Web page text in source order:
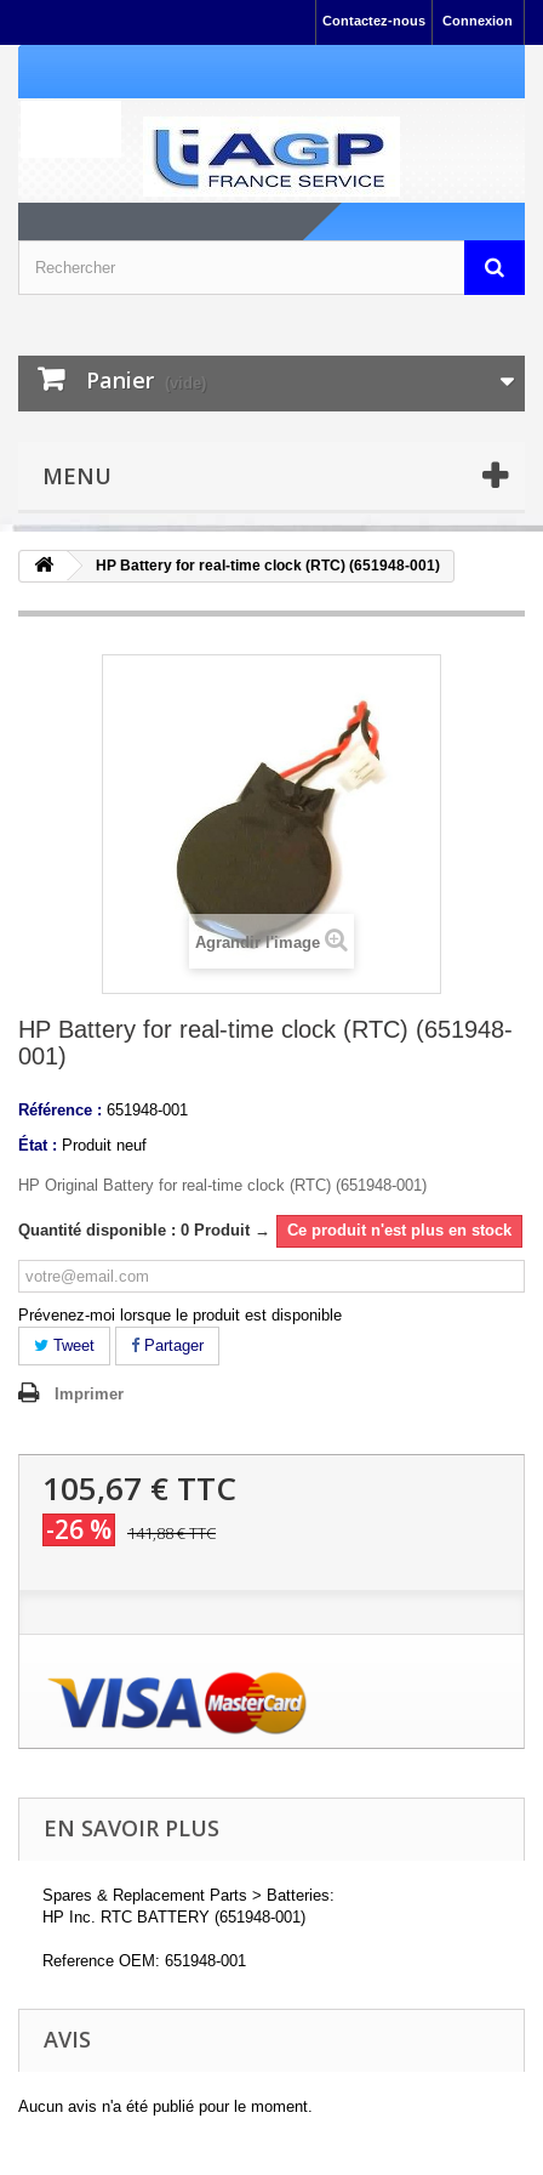
Connexion
Contactez-nous
Panier (vide)
MENU
HP Battery for real-time clock (RTC) (651948-001)
Agrandir l'image
HP Battery for real-time clock (RTC) (651948-
001)
Référence : 651948-001
État : Produit neuf
HP Original Battery for real-time clock (RTC) (651948-001)
Quantité disponible : 0 Produit → Ce produit n'est plus en stock
Prévenez-moi lorsque le produit est disponible
Tweet
Partager
Imprimer
105,67 € TTC
-26 % 141,88 €TTC
EN SAVOIR PLUS
Spares & Replacement Parts > Batteries:
HP Inc. RTC BATTERY (651948-001)
Reference OEM: 651948-001
AVIS
Aucun avis n'a été publié pour le moment.